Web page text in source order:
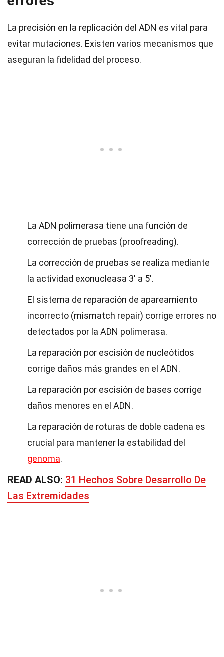
La precisión en la replicación del ADN es vital para
evitar mutaciones. Existen varios mecanismos que
aseguran la fidelidad del proceso.
La ADN polimerasa tiene una función de
corrección de pruebas (proofreading).
La corrección de pruebas se realiza mediante
la actividad exonucleasa 3' a 5'.
El sistema de reparación de apareamiento
incorrecto (mismatch repair) corrige errores no
detectados por la ADN polimerasa.
La reparación por escisión de nucleótidos
corrige daños más grandes en el ADN.
La reparación por escisión de bases corrige
daños menores en el ADN.
La reparación de roturas de doble cadena es
crucial para mantener la estabilidad del
genoma.
READ ALSO: 31 Hechos Sobre Desarrollo De
Las Extremidades